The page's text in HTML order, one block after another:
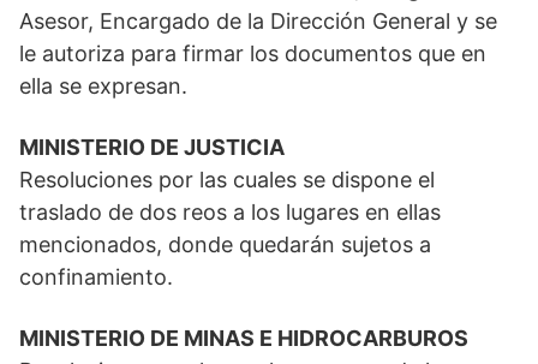
Asesor, Encargado de la Dirección General y se
le autoriza para firmar los documentos que en
ella se expresan.
MINISTERIO DE JUSTICIA
Resoluciones por las cuales se dispone el
traslado de dos reos a los lugares en ellas
mencionados, donde quedarán sujetos a
confinamiento.
MINISTERIO DE MINAS E HIDROCARBUROS